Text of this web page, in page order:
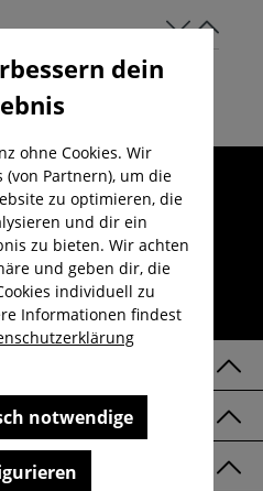
Kundenservice
Rechnung
ab 29,-€
3 Werktage
Retoure
dein
ohne Cookies. Wir
(von Partnern), um die
zu optimieren, die
und dir ein
zu bieten. Wir achten
und geben dir, die
individuell zu
Informationen findest
notwendige